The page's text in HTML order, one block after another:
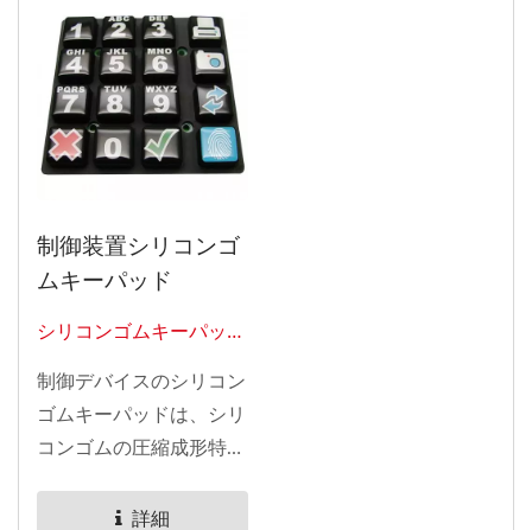
制御装置シリコンゴ
ムキーパッド
シリコンゴムキーパッド
制御デバイスのシリコン
ゴムキーパッドは、シリ
コンゴムの圧縮成形特性
ンターの周りに角度のあ
詳細